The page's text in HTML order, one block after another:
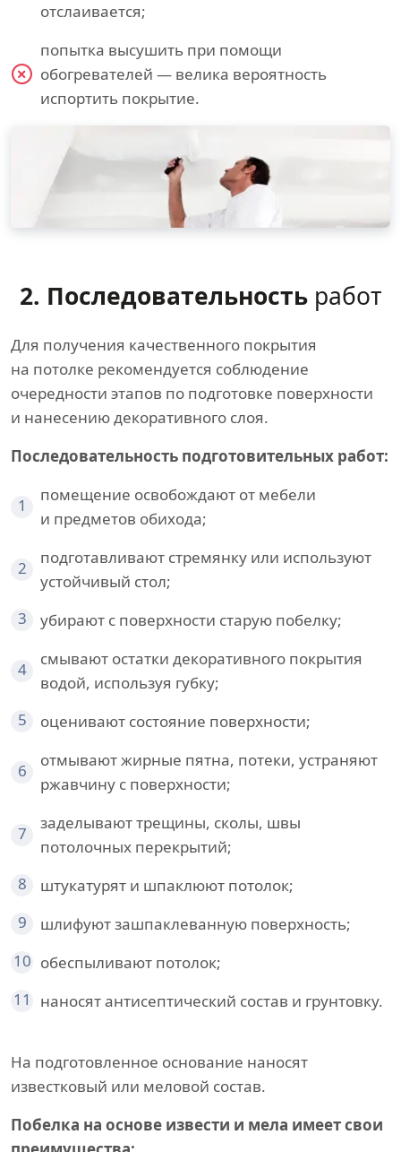
отслаивается;
попытка высушить при помощи
обогревателей — велика вероятность
испортить покрытие.
2. Последовательностьработ
Для получения качественного покрытия
на потолке рекомендуется соблюдение
очередности этапов по подготовке поверхности
и нанесению декоративного слоя.
Последовательность подготовительных работ:
1
помещение освобождают от мебели
и предметов обихода;
2
подготавливают стремянку или используют
устойчивый стол;
3
убирают с поверхности старую побелку;
4
смывают остатки декоративного покрытия
водой, используя губку;
5
оценивают состояние поверхности;
6
отмывают жирные пятна, потеки, устраняют
ржавчину с поверхности;
7
заделывают трещины, сколы, швы
потолочных перекрытий;
8
штукатурят и шпаклюют потолок;
9
шлифуют зашпаклеванную поверхность;
10 обеспыливают потолок;
11
наносят антисептический состав и грунтовку.
На подготовленное основание наносят
известковый или меловой состав.
Побелка на основе извести и мела имеет свои